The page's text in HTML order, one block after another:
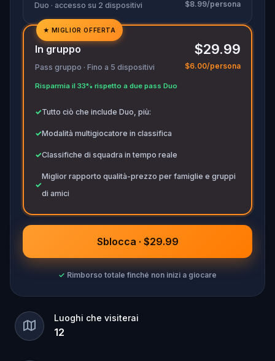
Duo · accesso su 2 dispositivi $8.99/persona
✓
✓
★ MIGLIOR OFFERTA
In gruppo
Pass gruppo · Fino a 5 dispositivi
Risparmia il 33% rispetto a due pass Duo
$29.99
$6.00/persona
✓Tutto ciò che include Duo, più:
✓Modalità multigiocatore in classifica
✓Classifiche di squadra in tempo reale
✓
Miglior rapporto qualità-prezzo per famiglie e gruppi
di amici
Sblocca · $29.99
✓ Rimborso totale finché non inizi a giocare
Luoghi che visiterai
12